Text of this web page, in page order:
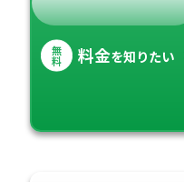
無
料 料金を知りたい